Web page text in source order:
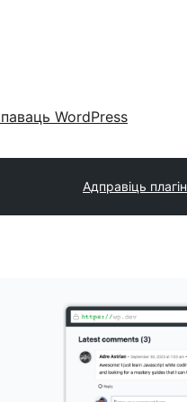
WordPress
Адправіць плагін